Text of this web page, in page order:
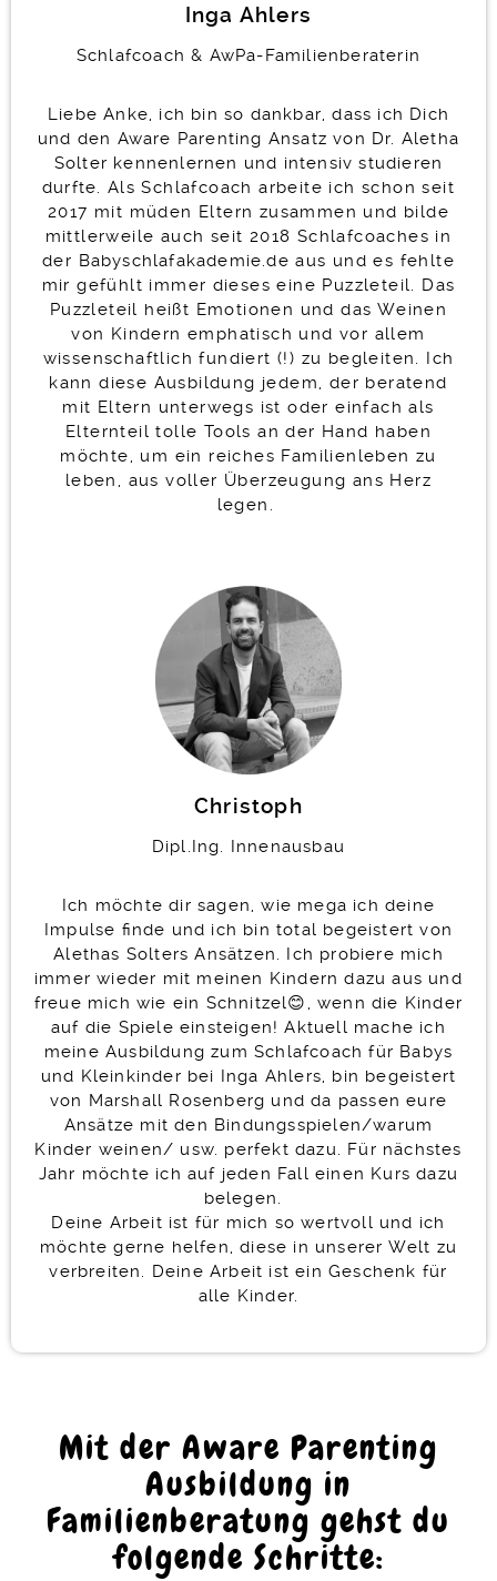
Christoph
Dipl.Ing. Innenausbau
Ich möchte dir sagen, wie mega ich deine
Impulse finde und ich bin total begeistert von
Alethas Solters Ansätzen. Ich probiere mich
immer wieder mit meinen Kindern dazu aus und
freue mich wie ein Schnitzel😊, wenn die Kinder
auf die Spiele einsteigen! Aktuell mache ich
meine Ausbildung zum Schlafcoach für Babys
und Kleinkinder bei Inga Ahlers, bin begeistert
von Marshall Rosenberg und da passen eure
Ansätze mit den Bindungsspielen/warum
Kinder weinen/ usw. perfekt dazu. Für nächstes
Jahr möchte ich auf jeden Fall einen Kurs dazu
belegen.
Deine Arbeit ist für mich so wertvoll und ich
möchte gerne helfen, diese in unserer Welt zu
verbreiten. Deine Arbeit ist ein Geschenk für
alle Kinder.
Inga Ahlers
Schlafcoach & AwPa-Familienberaterin
Liebe Anke, ich bin so dankbar, dass ich Dich
und den Aware Parenting Ansatz von Dr. Aletha
Solter kennenlernen und intensiv studieren
durfte. Als Schlafcoach arbeite ich schon seit
2017 mit müden Eltern zusammen und bilde
mittlerweile auch seit 2018 Schlafcoaches in
der Babyschlafakademie.de aus und es fehlte
mir gefühlt immer dieses eine Puzzleteil. Das
Puzzleteil heißt Emotionen und das Weinen
von Kindern emphatisch und vor allem
wissenschaftlich fundiert (!) zu begleiten. Ich
kann diese Ausbildung jedem, der beratend
mit Eltern unterwegs ist oder einfach als
Elternteil tolle Tools an der Hand haben
möchte, um ein reiches Familienleben zu
leben, aus voller Überzeugung ans Herz
legen.
Mit der Aware Parenting
Ausbildung in
Familienberatung gehst du
folgende Schritte: